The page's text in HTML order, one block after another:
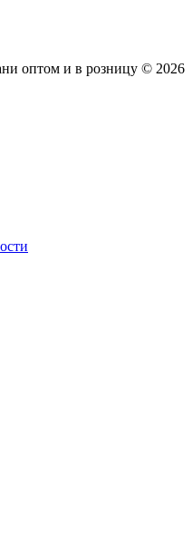
оптом и в розницу © 2026